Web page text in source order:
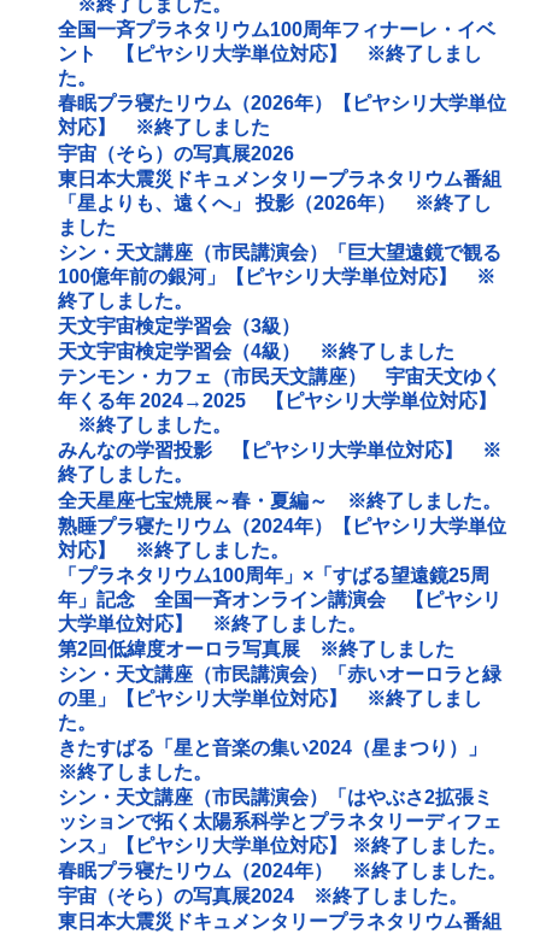
※終了しました。
全国一斉プラネタリウム100周年フィナーレ・イベ
ント 【ピヤシリ大学単位対応】 ※終了しまし
た。
春眠プラ寝たリウム（2026年）【ピヤシリ大学単位
対応】 ※終了しました
宇宙（そら）の写真展2026
東日本大震災ドキュメンタリープラネタリウム番組
「星よりも、遠くへ」 投影（2026年） ※終了し
ました
シン・天文講座（市民講演会）「巨大望遠鏡で観る
100億年前の銀河」【ピヤシリ大学単位対応】 ※
終了しました。
天文宇宙検定学習会（3級）
天文宇宙検定学習会（4級） ※終了しました
テンモン・カフェ（市民天文講座） 宇宙天文ゆく
年くる年 2024→2025 【ピヤシリ大学単位対応】
※終了しました。
みんなの学習投影 【ピヤシリ大学単位対応】 ※
終了しました。
全天星座七宝焼展～春・夏編～ ※終了しました。
熟睡プラ寝たリウム（2024年）【ピヤシリ大学単位
対応】 ※終了しました。
「プラネタリウム100周年」×「すばる望遠鏡25周
年」記念 全国一斉オンライン講演会 【ピヤシリ
大学単位対応】 ※終了しました。
第2回低緯度オーロラ写真展 ※終了しました
シン・天文講座（市民講演会）「赤いオーロラと緑
の里」【ピヤシリ大学単位対応】 ※終了しまし
た。
きたすばる「星と音楽の集い2024（星まつり）」
※終了しました。
シン・天文講座（市民講演会）「はやぶさ2拡張ミ
ッションで拓く太陽系科学とプラネタリーディフェ
ンス」【ピヤシリ大学単位対応】 ※終了しました。
春眠プラ寝たリウム（2024年） ※終了しました。
宇宙（そら）の写真展2024 ※終了しました。
東日本大震災ドキュメンタリープラネタリウム番組